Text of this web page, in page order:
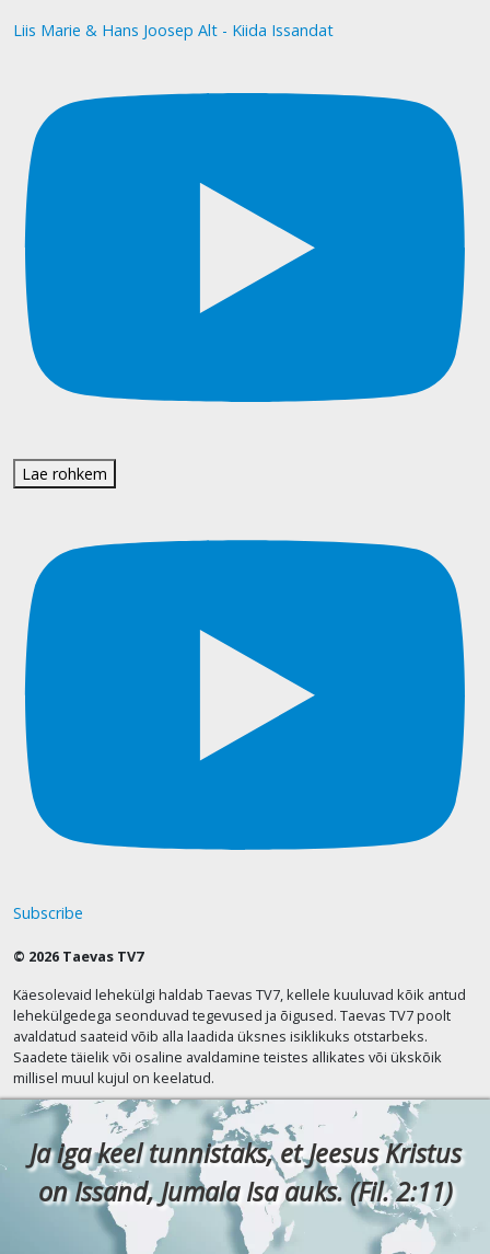
Liis Marie & Hans Joosep Alt - Kiida Issandat
Lae rohkem
Subscribe
© 2026 Taevas TV7
Käesolevaid lehekülgi haldab Taevas TV7, kellele kuuluvad kõik antud
lehekülgedega seonduvad tegevused ja õigused. Taevas TV7 poolt
avaldatud saateid võib alla laadida üksnes isiklikuks otstarbeks.
Saadete täielik või osaline avaldamine teistes allikates või ükskõik
millisel muul kujul on keelatud.
Ja iga keel tunnistaks, et Jeesus Kristus
on Issand, Jumala Isa auks. (Fil. 2:11)